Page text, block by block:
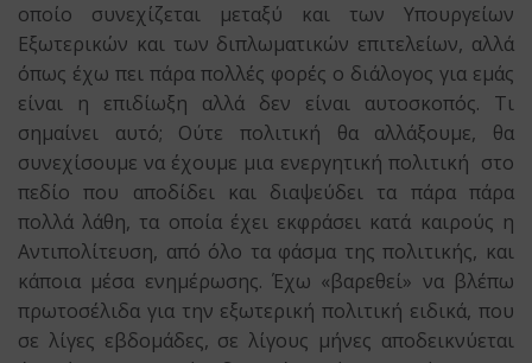
οποίο συνεχίζεται μεταξύ και των Υπουργείων
Εξωτερικών και των διπλωματικών επιτελείων, αλλά
όπως έχω πει πάρα πολλές φορές ο διάλογος για εμάς
είναι η επιδίωξη αλλά δεν είναι αυτοσκοπός. Τι
σημαίνει αυτό; Ούτε πολιτική θα αλλάξουμε, θα
συνεχίσουμε να έχουμε μια ενεργητική πολιτική στο
πεδίο που αποδίδει και διαψεύδει τα πάρα πάρα
πολλά λάθη, τα οποία έχει εκφράσει κατά καιρούς η
Αντιπολίτευση, από όλο τα φάσμα της πολιτικής, και
κάποια μέσα ενημέρωσης. Έχω «βαρεθεί» να βλέπω
πρωτοσέλιδα για την εξωτερική πολιτική ειδικά, που
σε λίγες εβδομάδες, σε λίγους μήνες αποδεικνύεται